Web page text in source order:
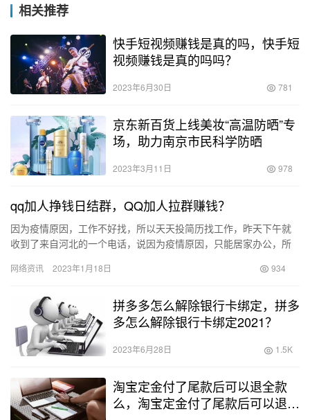
相关推荐
快手短视频赚钱是真的吗，快手短
视频赚钱是真的吗吗？
2023年6月30日 781
京东新百货上线美妆“高温防晒”专
场，助力南京市民科学防晒
2023年3月11日 978
qq加人挣钱日结群，QQ加人拉群赚钱？
因为疫情原因，工作不好找，所以天天投简历找工作，昨天下午就
收到了来自河北的一个电话，说因为疫情原因，只能居家办公，所
吗？万万…
网络资讯 2023年1月18日 934
拼多多怎么解除银行卡绑定，拼多
多怎么解除银行卡绑定2021？
2023年6月28日 1.5K
淘宝定金付了尾款后可以退全款
么，淘宝定金付了尾款后可以退全